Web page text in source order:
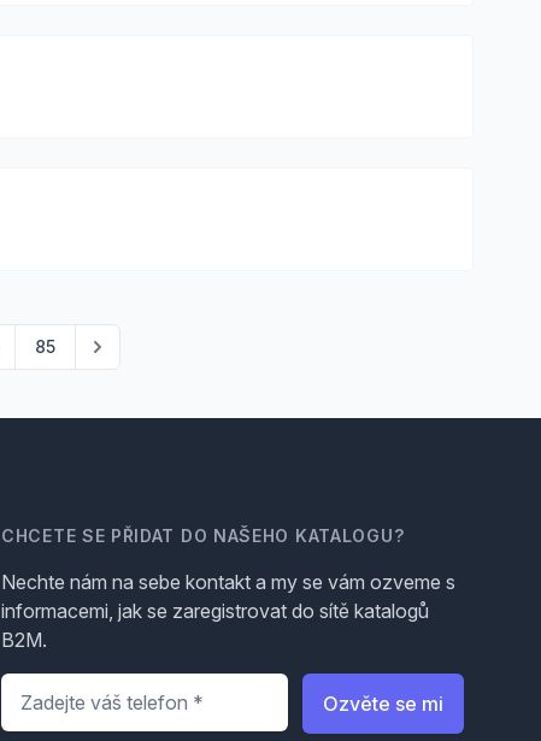
85
CHCETE SE PŘIDAT DO NAŠEHO KATALOGU?
Nechte nám na sebe kontakt a my se vám ozveme s
informacemi, jak se zaregistrovat do sítě katalogů
B2M.
Telefon
Ozvěte se mi